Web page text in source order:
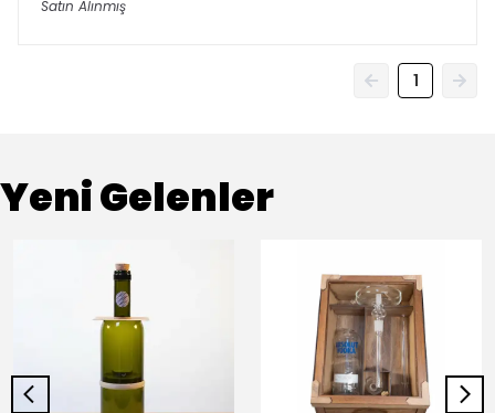
Satın Alınmış
1
Yeni Gelenler